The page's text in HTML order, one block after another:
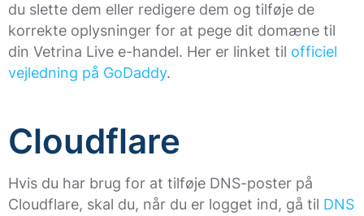
du slette dem eller redigere dem og tilføje de
korrekte oplysninger for at pege dit domæne til
din Vetrina Live e-handel. Her er linket til officiel
vejledning på GoDaddy.
Cloudflare
Hvis du har brug for at tilføje DNS-poster på
Cloudflare, skal du, når du er logget ind, gå til DNS